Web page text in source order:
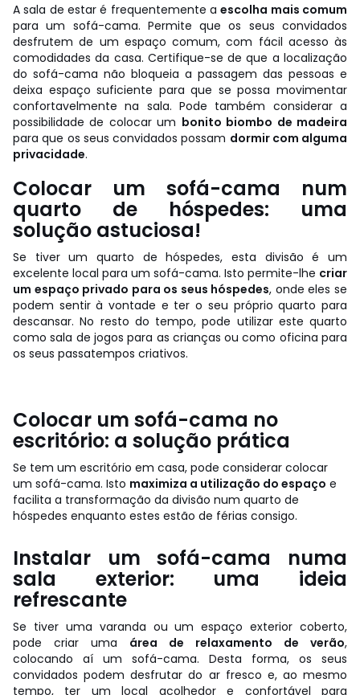
A sala de estar é frequentemente aescolha mais comum
para um sofá-cama. Permite que os seus convidados
desfrutem de um espaço comum, com fácil acesso às
comodidades da casa. Certifique-se de que a localização
do sofá-cama não bloqueia a passagem das pessoas e
deixa espaço suficiente para que se possa movimentar
confortavelmente na sala. Pode também considerar a
possibilidade de colocar um bonito biombo de madeira
para que os seus convidados possam dormir com alguma
privacidade.
Colocar um sofá-cama num
quarto de hóspedes: uma
solução astuciosa!
Se tiver um quarto de hóspedes, esta divisão é um
excelente local para um sofá-cama. Isto permite-lhe criar
um espaço privado para os seus hóspedes, onde eles se
podem sentir à vontade e ter o seu próprio quarto para
descansar. No resto do tempo, pode utilizar este quarto
como sala de jogos para as crianças ou como oficina para
os seus passatempos criativos.
Colocar um sofá-cama no
escritório: a solução prática
Se tem um escritório em casa, pode considerar colocar
um sofá-cama. Isto maximiza a utilização do espaço e
facilita a transformação da divisão num quarto de
hóspedes enquanto estes estão de férias consigo.
Instalar um sofá-cama numa
sala exterior: uma ideia
refrescante
Se tiver uma varanda ou um espaço exterior coberto,
pode criar uma área de relaxamento de verão,
colocando aí um sofá-cama. Desta forma, os seus
convidados podem desfrutar do ar fresco e, ao mesmo
tempo, ter um local acolhedor e confortável para